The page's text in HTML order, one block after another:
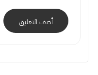
أضف التعليق